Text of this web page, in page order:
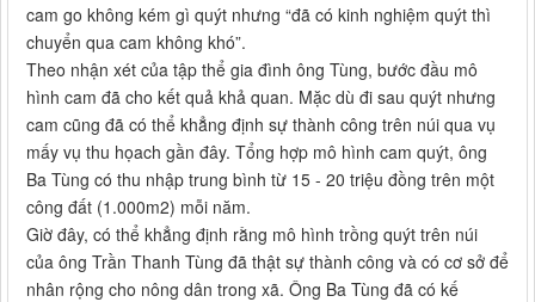
cam go không kém gì quýt nhưng “đã có kinh nghiệm quýt thì
chuyển qua cam không khó”.
Theo nhận xét của tập thể gia đình ông Tùng, bước đầu mô
hình cam đã cho kết quả khả quan. Mặc dù đi sau quýt nhưng
cam cũng đã có thể khẳng định sự thành công trên núi qua vụ
mấy vụ thu họach gần đây. Tổng hợp mô hình cam quýt, ông
Ba Tùng có thu nhập trung bình từ 15 - 20 triệu đồng trên một
công đất (1.000m2) mỗi năm.
Giờ đây, có thể khẳng định rằng mô hình trồng quýt trên núi
của ông Trần Thanh Tùng đã thật sự thành công và có cơ sở để
nhân rộng cho nông dân trong xã. Ông Ba Tùng đã có kế